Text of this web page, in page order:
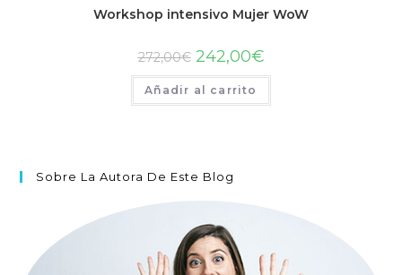
Workshop intensivo Mujer WoW
272,00€ 242,00€
Añadir al carrito
Sobre La Autora De Este Blog